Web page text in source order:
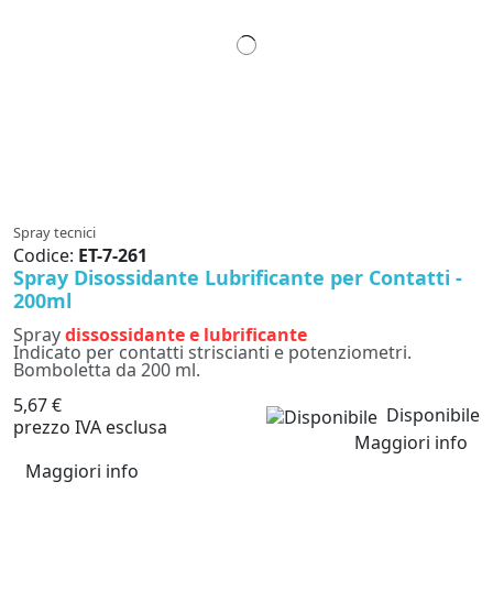
Spray tecnici
Codice: ET-7-261
Spray Disossidante Lubrificante per Contatti -
200ml
Spraydissossidante e lubrificante
Indicato per contatti striscianti e potenziometri.
Bomboletta da 200 ml.
5,67 €
prezzo IVA esclusa
Disponibile
Maggiori info
Maggiori info